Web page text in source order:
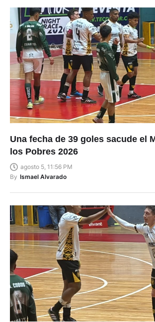
Una fecha de 39 goles sacude el
los Pobres 2026
agosto 5, 11:56 PM
By Ismael Alvarado